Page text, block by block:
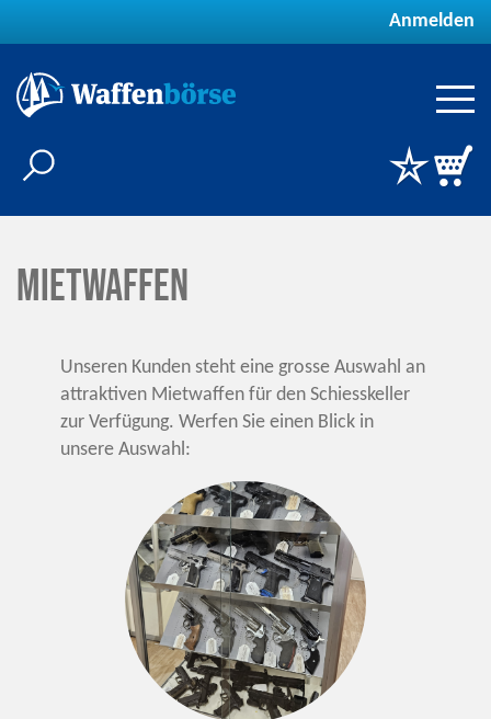
Anmelden
Mietwaffen
Unseren Kunden steht eine grosse Auswahl an
attraktiven Mietwaffen für den Schiesskeller
zur Verfügung. Werfen Sie einen Blick in
unsere Auswahl: